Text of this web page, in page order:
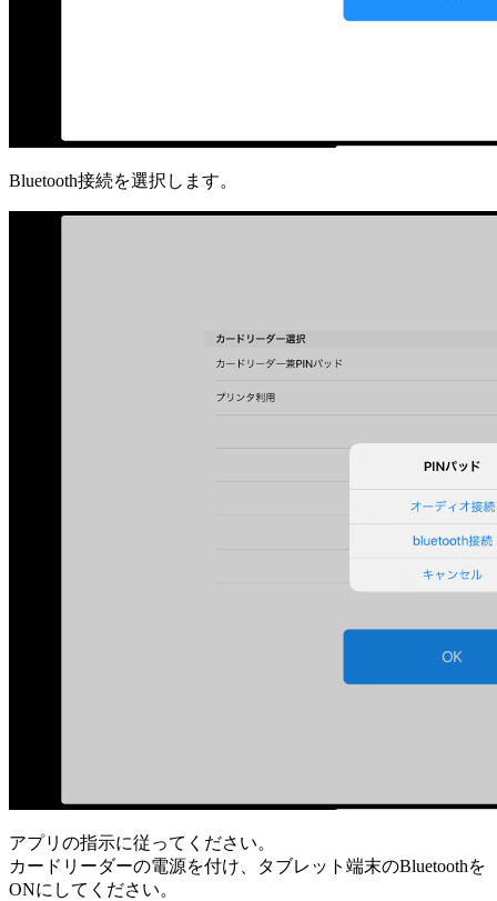
Bluetooth接続を選択します。
アプリの指示に従ってください。
カードリーダーの電源を付け、タブレット端末のBluetoothを
ONにしてください。